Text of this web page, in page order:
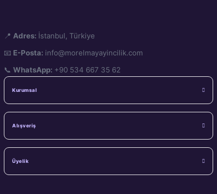
📍 Adres: İstanbul, Türkiye
📧 E-Posta: info@morelmayayincilik.com
📞 WhatsApp: +90 534 667 35 62
Kurumsal
Alışveriş
Üyelik